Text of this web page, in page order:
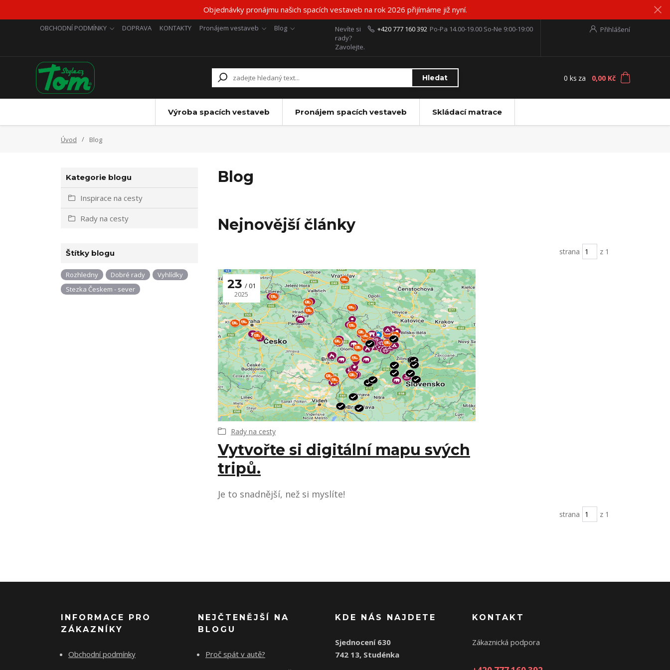
Objednávky pronájmu našich spacích vestaveb na rok 2026 přijímáme již nyní.
OBCHODNÍ PODMÍNKY DOPRAVA KONTAKTY Pronájem vestaveb Blog Přihlášení
Hledat
Nevíte si
rady?
Zavolejte.
+420 777 160 392 Po-Pa 14.00-19.00 So-Ne 9:00-19:00
0 ks za 0,00 Kč
Výroba spacích vestaveb Pronájem spacích vestaveb Skládací matrace
Úvod Blog
Kategorie blogu
Inspirace na cesty
Rady na cesty
Štítky blogu
Rozhledny Dobré rady
Vyhlídky
Stezka Českem - sever
Blog
Nejnovější články
strana z 1
Vytvořte si digitální mapu svých
tripů.
23
01
2025
Rady na cesty
Je to snadnější, než si myslíte!
strana z 1
INFORMACE PRO
ZÁKAZNÍKY
Obchodní podmínky
NEJČTENĚJŠÍ NA
BLOGU
Proč spát v autě?
KDE NÁS NAJDETE
Sjednocení 630
742 13, Studénka
KONTAKT
Zákaznická podpora